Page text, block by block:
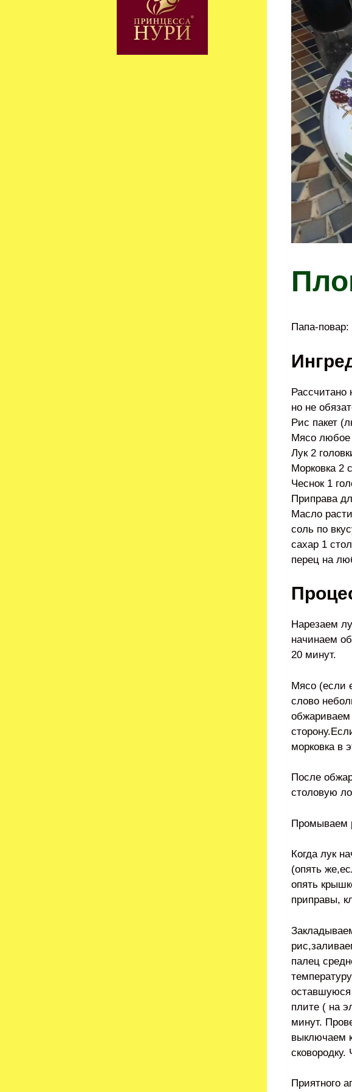
Папа-
Рассчитано
но не
Рис пакет
Мясо любое
Лук 2
Морковка 2
Чеснок 1
Приправа
Масло
соль по
сахар 1
перец на
Нарезаем
начинаем
20 минут.
Мясо (если
слово
обжариваем
морковка в
После
столовую
Промываем
Когда лук
(опять
опять
приправы,
палец
плите ( на
минут.
выключаем
Приятного